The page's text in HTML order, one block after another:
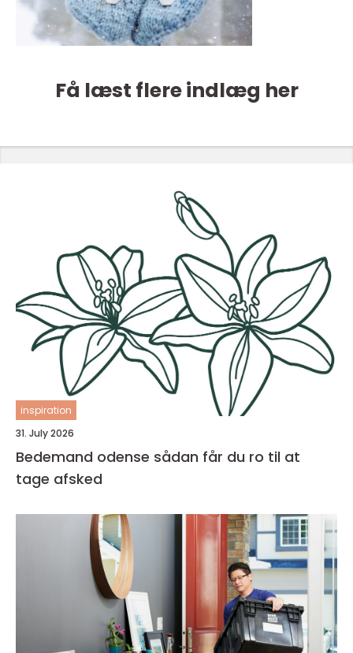
Få læst flere indlæg her
inspiration
31. July 2026
Bedemand odense sådan får du ro til at
tage afsked